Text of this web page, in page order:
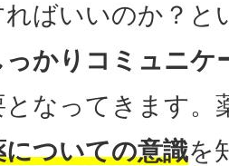
ばいいのか？と
かりコミュニケ
となってきます。
ついての意識を